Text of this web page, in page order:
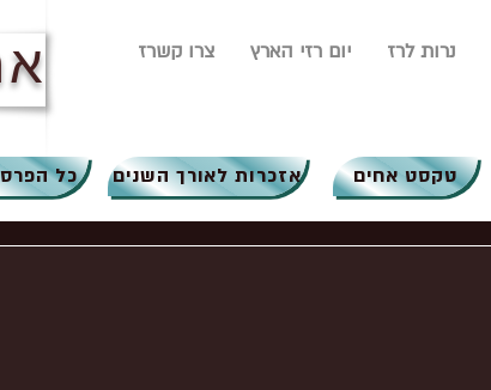
נרות לרז יום רזי הארץ צרו קשרז
כל אזכרות לאורך השנים טקסט אחים